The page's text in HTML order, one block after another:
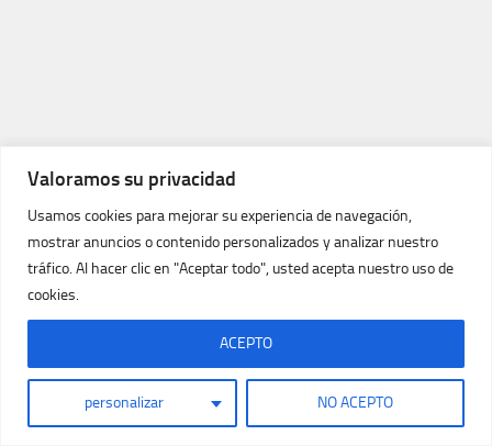
Valoramos su privacidad
Usamos cookies para mejorar su experiencia de navegación,
mostrar anuncios o contenido personalizados y analizar nuestro
tráfico. Al hacer clic en "Aceptar todo", usted acepta nuestro uso de
cookies.
personalizar NO ACEPTO
ACEPTO